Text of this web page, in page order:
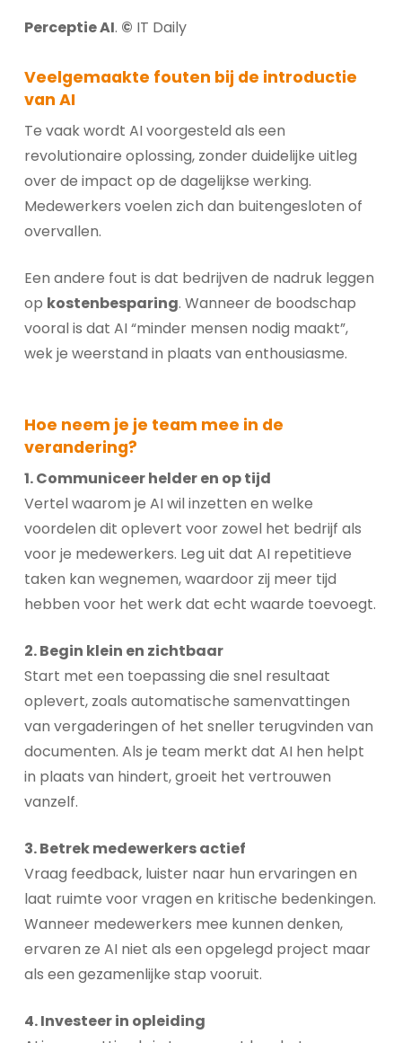
Perceptie AI. © IT Daily
Veelgemaakte fouten bij de introductie
van AI
Te vaak wordt AI voorgesteld als een
revolutionaire oplossing, zonder duidelijke uitleg
over de impact op de dagelijkse werking.
Medewerkers voelen zich dan buitengesloten of
overvallen.
Een andere fout is dat bedrijven de nadruk leggen
op kostenbesparing. Wanneer de boodschap
vooral is dat AI “minder mensen nodig maakt”,
wek je weerstand in plaats van enthousiasme.
Hoe neem je je team mee in de
verandering?
1. Communiceer helder en op tijd
Vertel waarom je AI wil inzetten en welke
voordelen dit oplevert voor zowel het bedrijf als
voor je medewerkers. Leg uit dat AI repetitieve
taken kan wegnemen, waardoor zij meer tijd
hebben voor het werk dat echt waarde toevoegt.
2. Begin klein en zichtbaar
Start met een toepassing die snel resultaat
oplevert, zoals automatische samenvattingen
van vergaderingen of het sneller terugvinden van
documenten. Als je team merkt dat AI hen helpt
in plaats van hindert, groeit het vertrouwen
vanzelf.
3. Betrek medewerkers actief
Vraag feedback, luister naar hun ervaringen en
laat ruimte voor vragen en kritische bedenkingen.
Wanneer medewerkers mee kunnen denken,
ervaren ze AI niet als een opgelegd project maar
als een gezamenlijke stap vooruit.
4. Investeer in opleiding